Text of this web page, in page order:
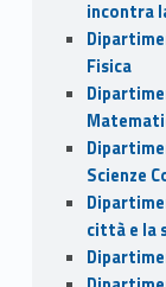
incontra
Fisica
Scienze
città e la